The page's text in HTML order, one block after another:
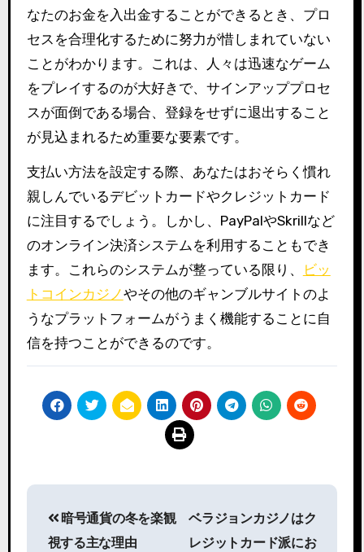
なたのお金を入出金することができるとき、プロ
セスを合理化するために努力が惜しまれていない
ことがわかります。これは、人々は迅速なゲーム
をプレイするのが大好きで、サインアッププロセ
スが面倒である場合、登録をせずに退出すること
が見込まれるため重要な要素です。
支払い方法を設定する際、あなたはおそらく慣れ
親しんでいるデビットカードやクレジットカード
に注目するでしょう。しかし、PayPalやSkrillなど
のオンライン決済システムを利用することもでき
ます。これらのシステムが整っている限り、
ビッ
トコインカジノやその他のギャンブルサイトのよ
うなプラットフォームがうまく機能することに自
信を持つことができるのです。
navigation
暗号通貨の冬を楽観
視する主な理由
ベラジョンカジノはク
レジットカード派にお